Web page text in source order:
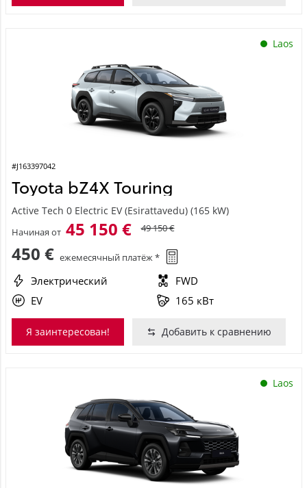
Laos
#J163397042
Toyota bZ4X Touring
Active Tech 0 Electric EV (Esirattavedu) (165 kW)
Начиная от 45 150 € 49 150 €
450 € ежемесячный платёж *
Электрический
FWD
EV
165 кВт
Я заинтересован! Добавить к сравнению
Laos